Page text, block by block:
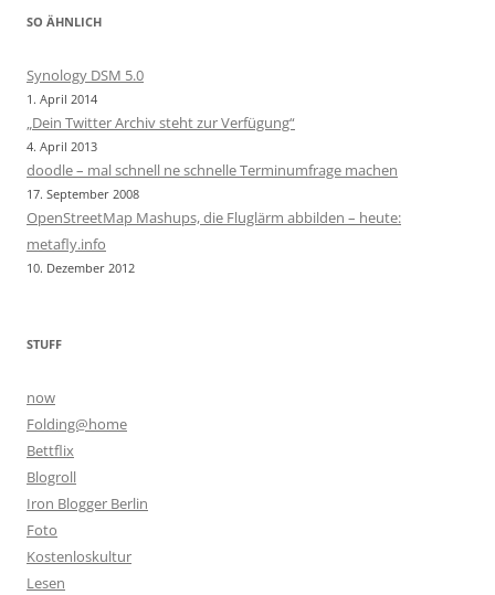
SO ÄHNLICH
Synology DSM 5.0
1. April 2014
„Dein Twitter Archiv steht zur Verfügung“
4. April 2013
doodle – mal schnell ne schnelle Terminumfrage machen
17. September 2008
OpenStreetMap Mashups, die Fluglärm abbilden – heute:
metafly.info
10. Dezember 2012
STUFF
now
Folding@home
Bettflix
Blogroll
Iron Blogger Berlin
Foto
Kostenloskultur
Lesen